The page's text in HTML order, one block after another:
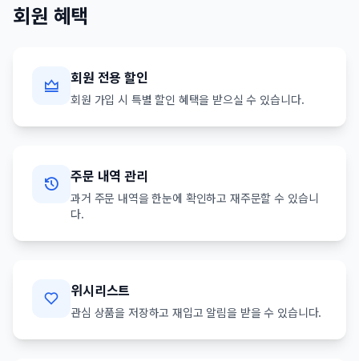
회원 혜택
회원 전용 할인
회원 가입 시 특별 할인 혜택을 받으실 수 있습니다.
주문 내역 관리
과거 주문 내역을 한눈에 확인하고 재주문할 수 있습니
다.
위시리스트
관심 상품을 저장하고 재입고 알림을 받을 수 있습니다.